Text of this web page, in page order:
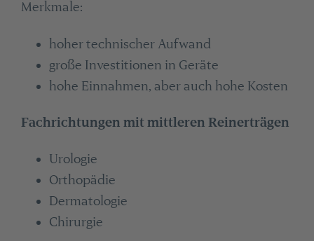
Merkmale:
hoher technischer Aufwand
große Investitionen in Geräte
hohe Einnahmen, aber auch hohe Kosten
Fachrichtungen mit mittleren Reinerträgen
Urologie
Orthopädie
Dermatologie
Chirurgie